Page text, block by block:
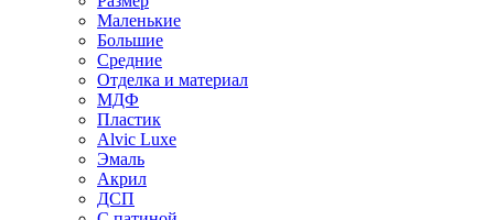
Маленькие
Большие
Средние
Отделка и материал
МДФ
Пластик
Alvic Luxe
Эмаль
Акрил
ДСП